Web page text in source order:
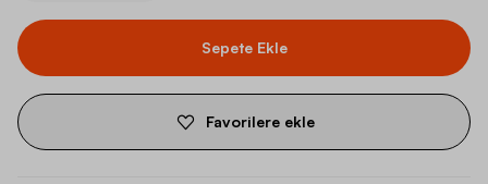
Sepete Ekle
Favorilere ekle